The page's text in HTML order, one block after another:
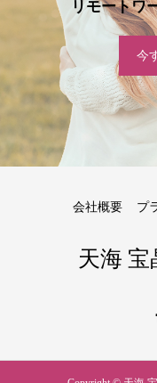
リモートワ
今
会社概要 プ
天海 宝